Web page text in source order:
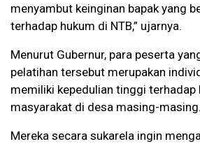
menyambut keinginan bapak yang
terhadap hukum di NTB,” ujarnya.
Menurut Gubernur, para peserta
pelatihan tersebut merupakan
memiliki kepedulian tinggi terhadap
masyarakat di desa masing-masing.
Mereka secara sukarela ingin